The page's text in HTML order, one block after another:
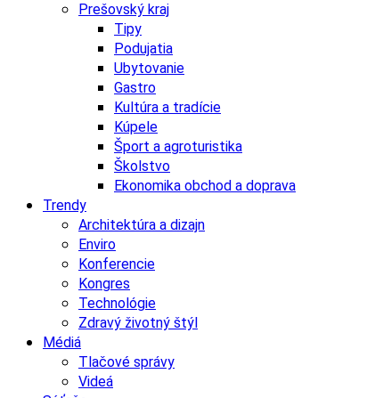
Prešovský kraj
Tipy
Podujatia
Ubytovanie
Gastro
Kultúra a tradície
Kúpele
Šport a agroturistika
Školstvo
Ekonomika obchod a doprava
Trendy
Architektúra a dizajn
Enviro
Konferencie
Kongres
Technológie
Zdravý životný štýl
Médiá
Tlačové správy
Videá